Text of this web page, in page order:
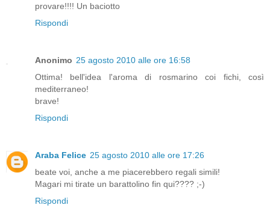
provare!!!! Un baciotto
Rispondi
Anonimo 25 agosto 2010 alle ore 16:58
Ottima! bell'idea l'aroma di rosmarino coi fichi, così
mediterraneo!
brave!
Rispondi
Araba Felice 25 agosto 2010 alle ore 17:26
beate voi, anche a me piacerebbero regali simili!
Magari mi tirate un barattolino fin qui???? ;-)
Rispondi